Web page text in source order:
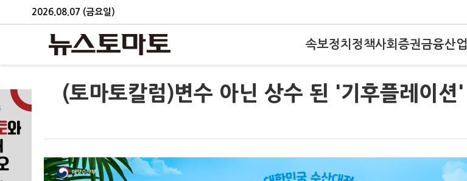
2026.08.07 (금요일)
속보정치 정책사회 증권금융산업
(토마토칼럼)변수 아닌 상수 된 '기후플레이션'